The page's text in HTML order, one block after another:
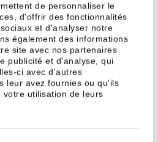
de personnaliser le
d'offrir des fonctionnalités
et d'analyser notre
également des informations
site avec nos partenaires
publicité et d'analyse, qui
ci avec d'autres
leur avez fournies ou qu'ils
utilisation de leurs
une bataille